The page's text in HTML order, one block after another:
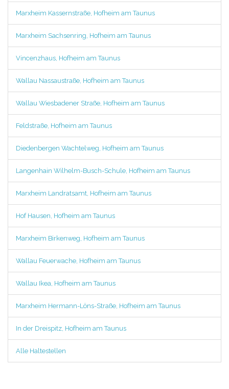
Marxheim Kassernstraße, Hofheim am Taunus
Marxheim Sachsenring, Hofheim am Taunus
Vincenzhaus, Hofheim am Taunus
Wallau Nassaustraße, Hofheim am Taunus
Wallau Wiesbadener Straße, Hofheim am Taunus
Feldstraße, Hofheim am Taunus
Diedenbergen Wachtelweg, Hofheim am Taunus
Langenhain Wilhelm-Busch-Schule, Hofheim am Taunus
Marxheim Landratsamt, Hofheim am Taunus
Hof Hausen, Hofheim am Taunus
Marxheim Birkenweg, Hofheim am Taunus
Wallau Feuerwache, Hofheim am Taunus
Wallau Ikea, Hofheim am Taunus
Marxheim Hermann-Löns-Straße, Hofheim am Taunus
In der Dreispitz, Hofheim am Taunus
Alle Haltestellen